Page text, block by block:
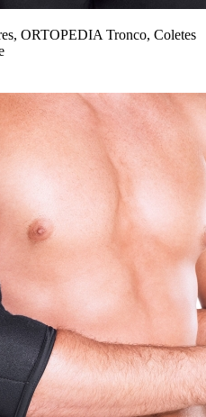
ORTOPEDIA Tronco, Coletes